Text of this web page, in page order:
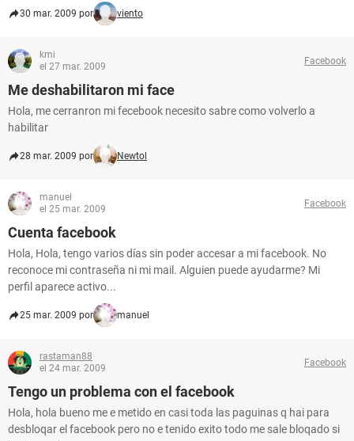
30 mar. 2009 por viento
kmi
el 27 mar. 2009
Facebook
Me deshabilitaron mi face
Hola, me cerranron mi fecebook necesito sabre como volverlo a
habilitar
28 mar. 2009 por Newtol
manuel
el 25 mar. 2009
Facebook
Cuenta facebook
Hola, Hola, tengo varios días sin poder accesar a mi facebook. No
reconoce mi contraseña ni mi mail. Alguien puede ayudarme? Mi
perfil aparece activo...
25 mar. 2009 por manuel
rastaman88
el 24 mar. 2009
Facebook
Tengo un problema con el facebook
Hola, hola bueno me e metido en casi toda las paguinas q hai para
desbloqar el facebook pero no e tenido exito todo me sale bloqado si